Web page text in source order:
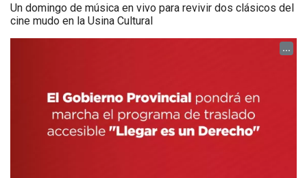
Un domingo de música en vivo para revivir dos clásicos del
cine mudo en la Usina Cultural
...